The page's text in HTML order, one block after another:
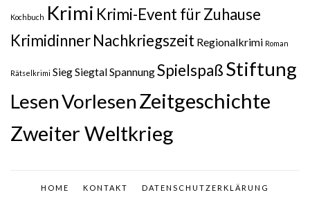
Kochbuch Krimi Krimi-Event für Zuhause
KrimidinnerNachkriegszeit Regionalkrimi Roman
Rätselkrimi SiegSiegtalSpannungSpielspaßStiftung
LesenVorlesenZeitgeschichte
Zweiter Weltkrieg
HOME KONTAKT
DATENSCHUTZERKLÄRUNG